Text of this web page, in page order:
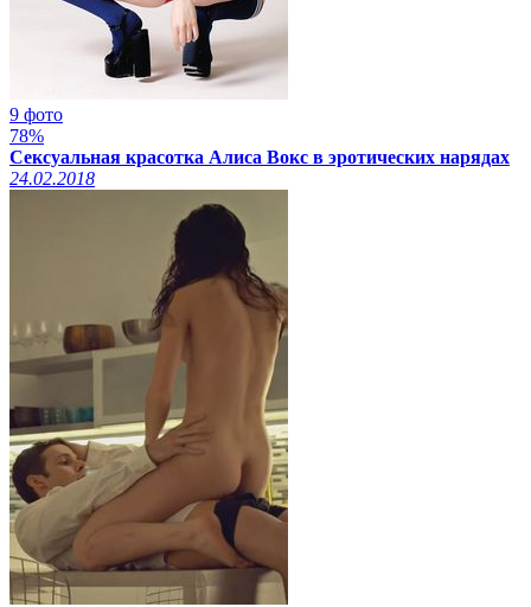
9 фото
78%
Сексуальная красотка Алиса Вокс в эротических нарядах
24.02.2018